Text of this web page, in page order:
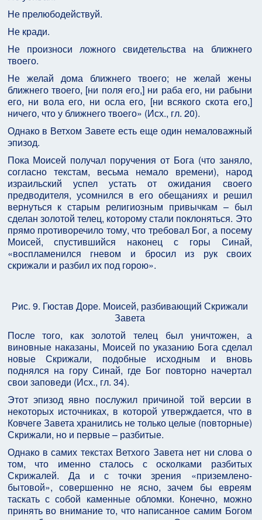
Не прелюбодействуй.
Не кради.
Не произноси ложного свидетельства на ближнего
твоего.
Не желай дома ближнего твоего; не желай жены
ближнего твоего, [ни поля его,] ни раба его, ни рабыни
его, ни вола его, ни осла его, [ни всякого скота его,]
ничего, что у ближнего твоего» (Исх., гл. 20).
Однако в Ветхом Завете есть еще один немаловажный
эпизод.
Пока Моисей получал поручения от Бога (что заняло,
согласно текстам, весьма немало времени), народ
израильский успел устать от ожидания своего
предводителя, усомнился в его обещаниях и решил
вернуться к старым религиозным привычкам – был
сделан золотой телец, которому стали поклоняться. Это
прямо противоречило тому, что требовал Бог, а посему
Моисей, спустившийся наконец с горы Синай,
«воспламенился гневом и бросил из рук своих
скрижали и разбил их под горою».
Рис. 9. Гюстав Доре. Моисей, разбивающий Скрижали
Завета
После того, как золотой телец был уничтожен, а
виновные наказаны, Моисей по указанию Бога сделал
новые Скрижали, подобные исходным и вновь
поднялся на гору Синай, где Бог повторно начертал
свои заповеди (Исх., гл. 34).
Этот эпизод явно послужил причиной той версии в
некоторых источниках, в которой утверждается, что в
Ковчеге Завета хранились не только целые (повторные)
Скрижали, но и первые – разбитые.
Однако в самих текстах Ветхого Завета нет ни слова о
том, что именно сталось с осколками разбитых
Скрижалей. Да и с точки зрения «приземлено-
бытовой», совершенно не ясно, зачем бы евреям
таскать с собой каменные обломки. Конечно, можно
принять во внимание то, что написанное самим Богом